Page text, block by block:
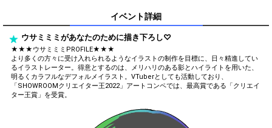
To cheer on performers, you can
send them gifts.
To send performers paid items,
you must use Show Gold.
イベント詳細
ウサミミミがあなたのために描き下ろし♡
★★★ウサミミミPROFILE★★★
より多くの方々に受け入れられるようなイラストの制作を目標に、日々精進してい
るイラストレーター。得意とするのは、メリハリのある影とハイライトを用いた、
明るくカラフルなデフォルメイラスト。VTuberとしても活動しており、
「SHOWROOMクリエイター王2022」アートコンペでは、最高賞である「クリエイ
ター王賞」を受賞。